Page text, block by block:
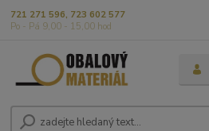
721 271 596, 723 602 577
Po - Pá 9,00 - 15,00 hod